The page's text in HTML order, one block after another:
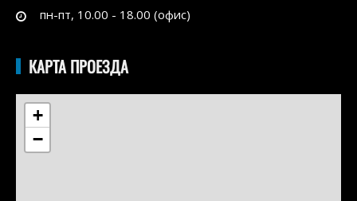
пн-пт, 10.00 - 18.00 (офис)
КАРТА ПРОЕЗДА
+
−